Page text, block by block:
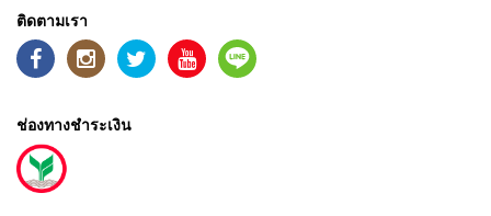
ติดตามเรา
ช่องทางชำระเงิน